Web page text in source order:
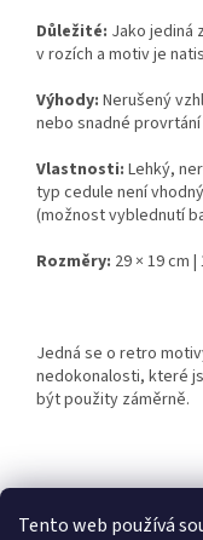
Tento web používá
Důležité: Jako jediná
v rozích a motiv je
Výhody: Nerušený
nebo snadné
Vlastnosti: Lehký,
typ cedule není
(možnost vyblednutí
Rozměry: 29 × 19 cm |
Jedná se o retro
nedokonalosti, které
být použity záměrně.
Z